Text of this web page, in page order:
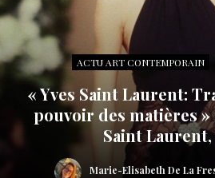
ACTU ART CONTEMPORAIN
« Yves Saint Laurent:
pouvoir des matières »
Saint
Marie-Elisabeth De La